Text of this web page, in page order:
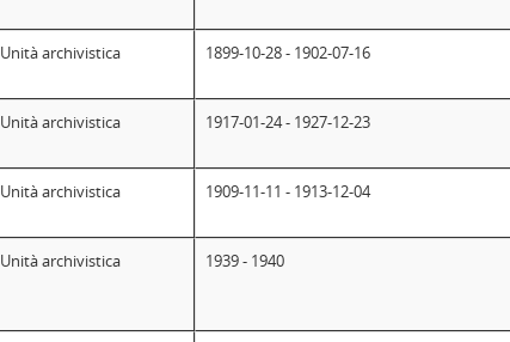
Unità archivistica 1899-10-28 - 1902-07-16
Unità archivistica 1917-01-24 - 1927-12-23
Unità archivistica 1909-11-11 - 1913-12-04
Unità archivistica 1939 - 1940